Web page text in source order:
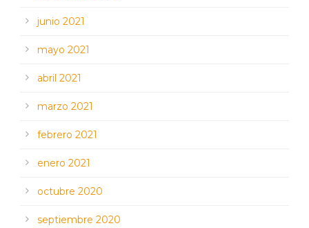
junio 2021
mayo 2021
abril 2021
marzo 2021
febrero 2021
enero 2021
octubre 2020
septiembre 2020